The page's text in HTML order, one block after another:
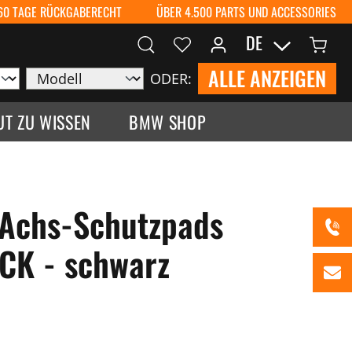
TAGE RÜCKGABERECHT ÜBER 4.500 PARTS UND ACCESSORIES
ODER: ALLE ANZEIGEN
DE
ZU WISSEN BMW SHOP
Schutzpads
- schwarz